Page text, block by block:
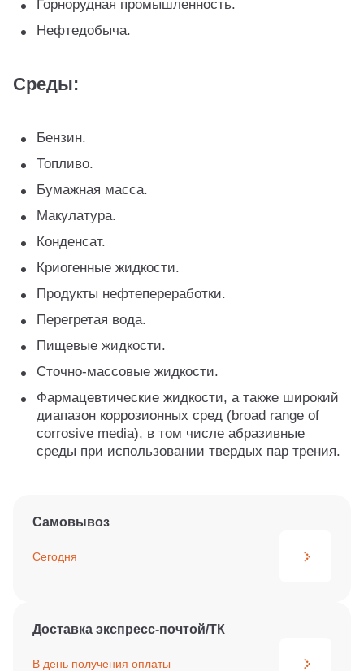
Горнорудная промышленность.
Нефтедобыча.
Среды:
Бензин.
Топливо.
Бумажная масса.
Макулатура.
Конденсат.
Криогенные жидкости.
Продукты нефтепереработки.
Перегретая вода.
Пищевые жидкости.
Сточно-массовые жидкости.
Фармацевтические жидкости, а также широкий
диапазон коррозионных сред (broad range of
corrosive media), в том числе абразивные
среды при использовании твердых пар трения.
Самовывоз
Сегодня
Доставка экспресс-почтой/ТК
В день получения оплаты